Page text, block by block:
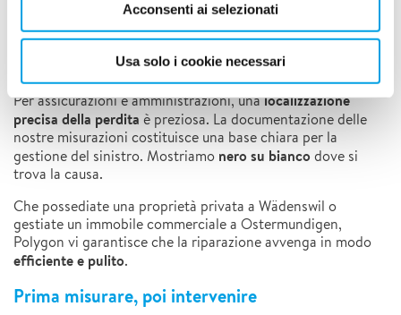
Acconsenti ai selezionati
Usa solo i cookie necessari
Il vostro vantaggio nella gestione dei sinistri
Per assicurazioni e amministrazioni, unalocalizzazione
precisa della perdita è preziosa. La documentazione delle
nostre misurazioni costituisce una base chiara per la
gestione del sinistro. Mostriamo nero su bianco dove si
trova la causa.
Che possediate una proprietà privata a Wädenswil o
gestiate un immobile commerciale a Ostermundigen,
Polygon vi garantisce che la riparazione avvenga in modo
efficiente e pulito.
Prima misurare, poi intervenire